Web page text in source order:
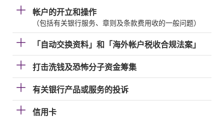
帐户的开立和操作
（包括有关银行服务、章则及条款费用收的一般问题）
「自动交换资料」和「海外帐户税收合规法案」
打击洗钱及恐怖分子资金筹集
有关银行产品或服务的投诉
信用卡